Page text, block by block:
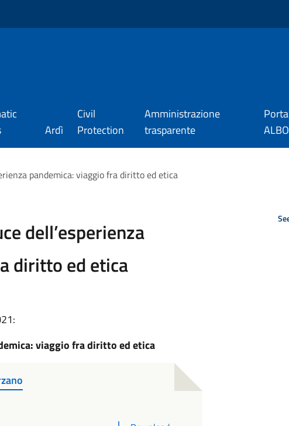
Ardì
Civil
Protection
Amministrazione
trasparente
pandemica: viaggio fra diritto ed etica
dell’esperienza
diritto ed etica
viaggio fra diritto ed etica